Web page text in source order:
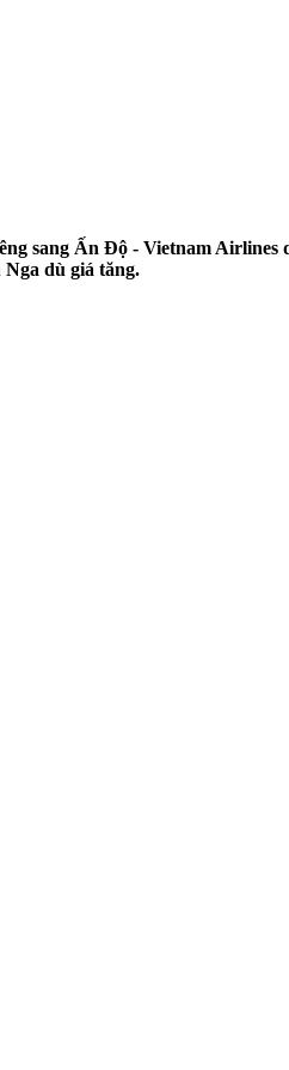
sang Ấn Độ - Vietnam
dù giá tăng.